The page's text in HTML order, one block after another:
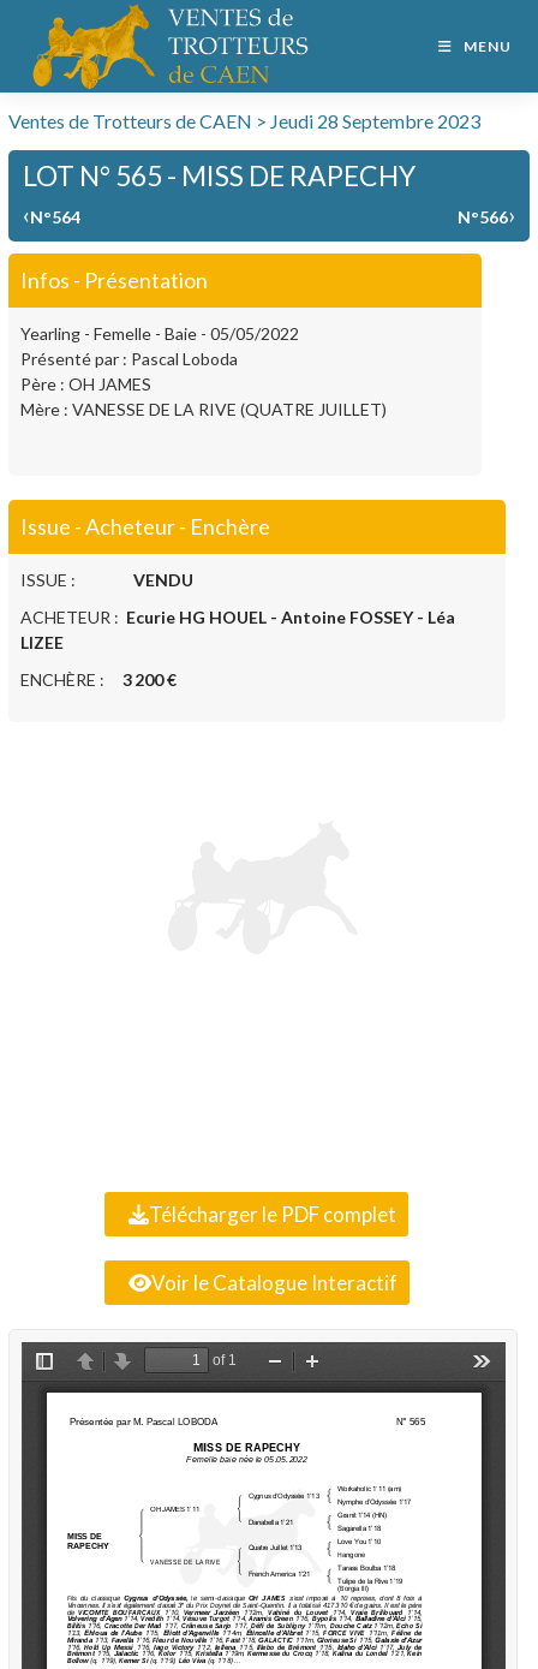
MENU
Ventes de Trotteurs de CAEN > Jeudi 28 Septembre 2023
LOT N° 565 - MISS DE RAPECHY
‹N°564 N°566›
Infos - Présentation
Yearling - Femelle - Baie - 05/05/2022
Présenté par : Pascal Loboda
Père : OH JAMES
Mère : VANESSE DE LA RIVE (QUATRE JUILLET)
Issue - Acheteur - Enchère
ISSUE : VENDU
ACHETEUR : Ecurie HG HOUEL - Antoine FOSSEY - Léa
LIZEE
ENCHÈRE : 3 200 €
Télécharger le PDF complet
Voir le Catalogue Interactif